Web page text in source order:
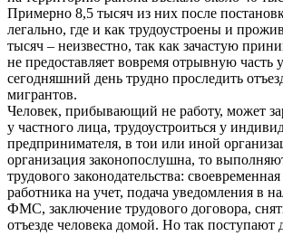
Примерно 8,5 тысяч из них после
легально, где и как трудоустроены и
тысяч – неизвестно, так как зачастую
не предоставляет вовремя отрывную часть
сегодняшний день трудно проследить
мигрантов.
Человек, прибывающий не работу, может
у частного лица, трудоустроиться у
предпринимателя, в тои или иной
организация законопослушна, то
трудового законодательства:
работника на учет, подача уведомления в
ФМС, заключение трудового договора,
отъезде человека домой. Но так поступают